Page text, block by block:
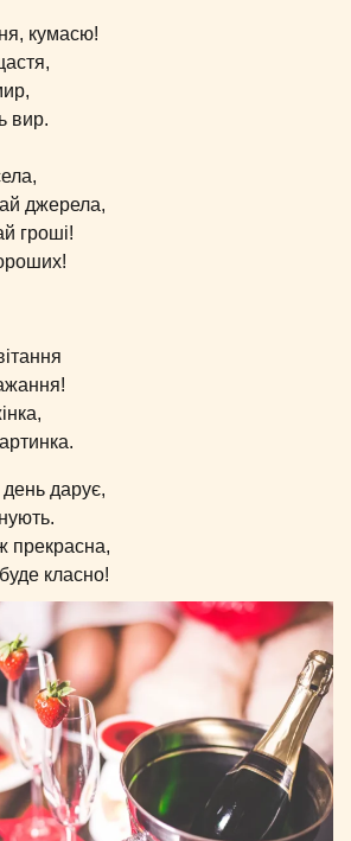
кумасю!
вир.
джерела,
гроші!
дарує,
прекрасна,
класно!